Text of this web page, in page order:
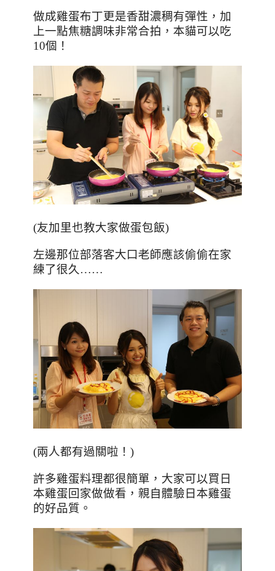
做成雞蛋布丁更是香甜濃稠有彈性，加
上一點焦糖調味非常合拍，本貓可以吃
10個！
(友加里也教大家做蛋包飯)
左邊那位部落客大口老師應該偷偷在家
練了很久……
(兩人都有過關啦！)
許多雞蛋料理都很簡單，大家可以買日
本雞蛋回家做做看，親自體驗日本雞蛋
的好品質。